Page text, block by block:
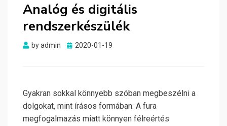
Analóg és digitális
rendszerkészülék
byadmin
Posted
2020-01-19
Gyakran sokkal könnyebb szóban megbeszélni a
dolgokat, mint írásos formában. A fura
megfogalmazás miatt könnyen félreértés